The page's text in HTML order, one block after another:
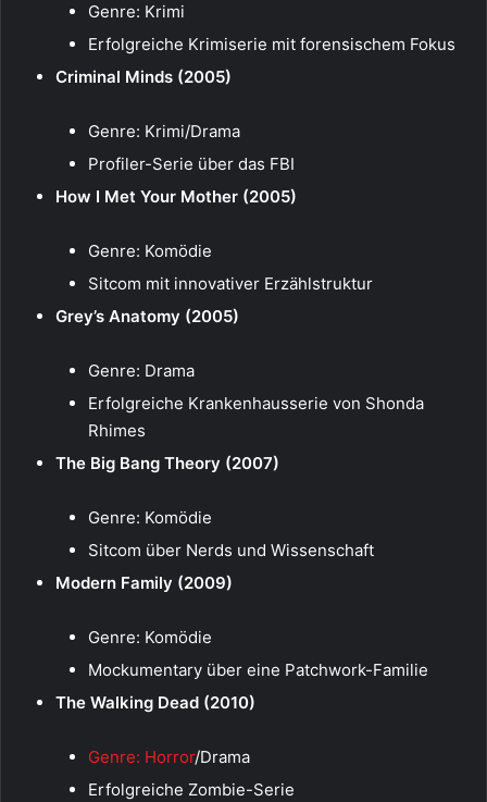
Genre: Krimi
Erfolgreiche Krimiserie mit forensischem Fokus
Criminal Minds (2005)
Genre: Krimi/Drama
Profiler-Serie über das FBI
How I Met Your Mother (2005)
Genre: Komödie
Sitcom mit innovativer Erzählstruktur
Grey’s Anatomy (2005)
Genre: Drama
Erfolgreiche Krankenhausserie von Shonda
Rhimes
The Big Bang Theory (2007)
Genre: Komödie
Sitcom über Nerds und Wissenschaft
Modern Family (2009)
Genre: Komödie
Mockumentary über eine Patchwork-Familie
The Walking Dead (2010)
Genre: Horror/Drama
Erfolgreiche Zombie-Serie